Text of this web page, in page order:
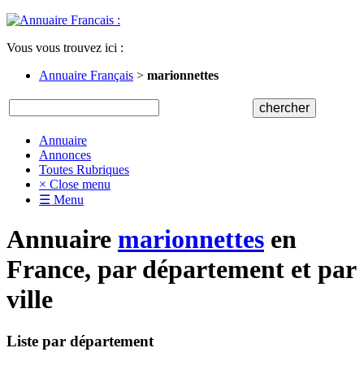
Vous vous trouvez ici :
Annuaire Français > marionnettes
Annuaire
Annonces
Toutes Rubriques
× Close menu
☰ Menu
Annuaire marionnettes en
France, par département et par
ville
Liste par département